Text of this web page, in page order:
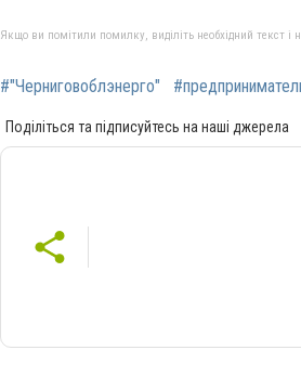
Якщо ви помітили помилку, виділіть необхідний текст
#"Черниговоблэнерго"
Поділіться та підписуйтесь на наші джерела